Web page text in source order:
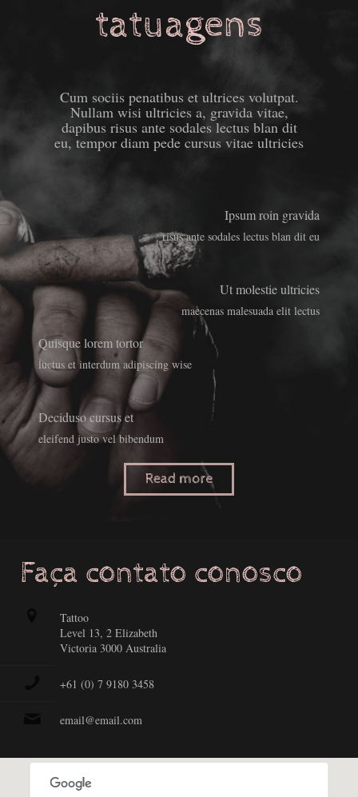
tatuagens
Cum sociis penatibus et ultrices volutpat.
Nullam wisi ultricies a, gravida vitae,
dapibus risus ante sodales lectus blan dit
eu, tempor diam pede cursus vitae ultricies
Ipsum roin gravida
risus ante sodales lectus blan dit eu
Ut molestie ultricies
maecenas malesuada elit lectus
Quisque lorem tortor
luctus et interdum adipiscing wise
Deciduso cursus et
eleifend justo vel bibendum
Faça contato conosco
Tattoo
Level 13, 2 Elizabeth
Victoria 3000 Australia
+61 (0) 7 9180 3458
email@email.com